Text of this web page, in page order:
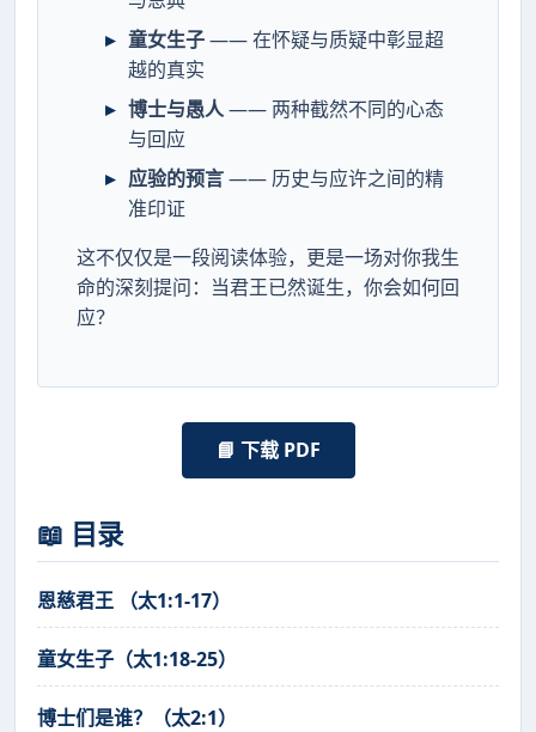
童女生子—— 在怀疑与质疑中彰显超
越的真实
博士与愚人—— 两种截然不同的心态
与回应
应验的预言—— 历史与应许之间的精
准印证
这不仅仅是一段阅读体验，更是一场对你我生
命的深刻提问：当君王已然诞生，你会如何回
应？
📘 下载 PDF
📖 目录
恩慈君王 （太1:1-17）
童女生子（太1:18-25）
博士们是谁？（太2:1）